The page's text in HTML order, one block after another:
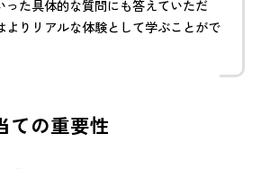
った具体的な質問にも答えていただ
よりリアルな体験として学ぶことがで
ての重要性